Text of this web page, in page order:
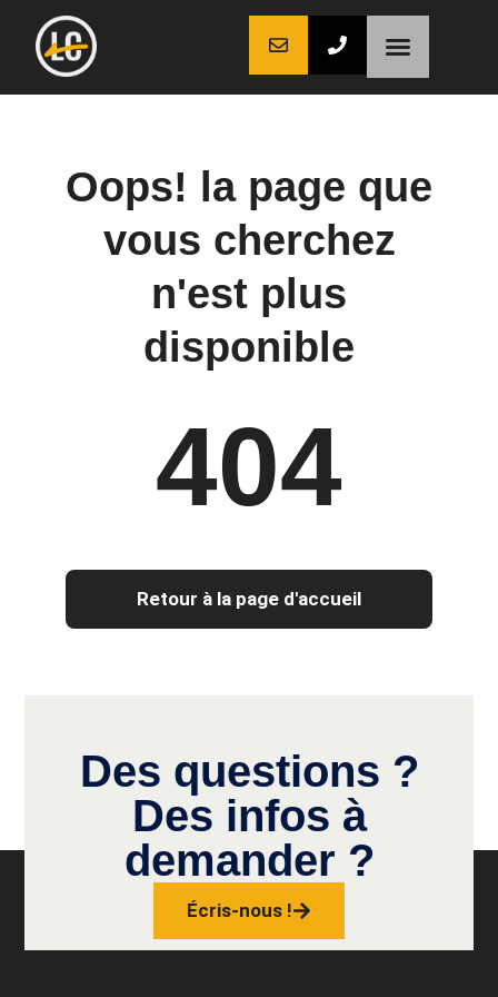
Oops! la page que
vous cherchez
n'est plus
disponible
404
Retour à la page d'accueil
Des questions ?
Des infos à
demander ?
Écris-nous !